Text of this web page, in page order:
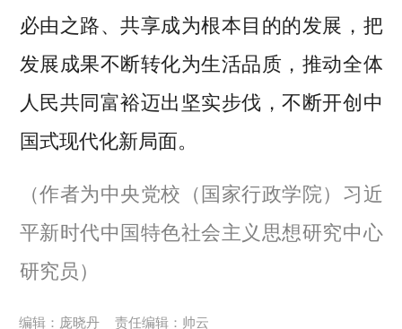
必由之路、共享成为根本目的的发展，把
发展成果不断转化为生活品质，推动全体
人民共同富裕迈出坚实步伐，不断开创中
国式现代化新局面。
（作者为中央党校（国家行政学院）习近
平新时代中国特色社会主义思想研究中心
研究员）
编辑：庞晓丹 责任编辑：帅云